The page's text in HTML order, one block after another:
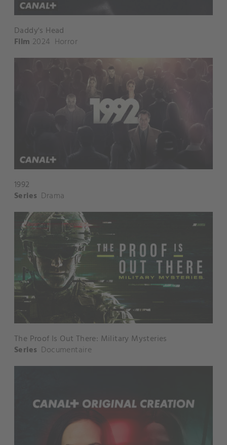
Daddy's Head
Film 2024 Horror
1992
Series Drama
The Proof Is Out There: Military Mysteries
Series Documentaire